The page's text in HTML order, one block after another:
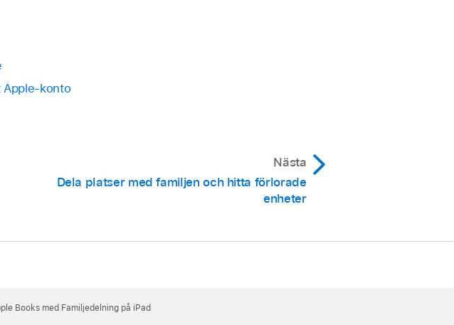
Apple-konto
Nästa
Dela platser med familjen och hitta förlorade
enheter
Books med Familjedelning på iPad